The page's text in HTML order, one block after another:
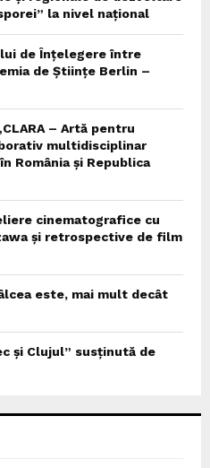
la nivel național
de Înțelegere între
de Științe Berlin –
– Artă pentru
multidisciplinar
România și Republica
cinematografice cu
și retrospective de film
este, mai mult decât
și Clujul” susținută de